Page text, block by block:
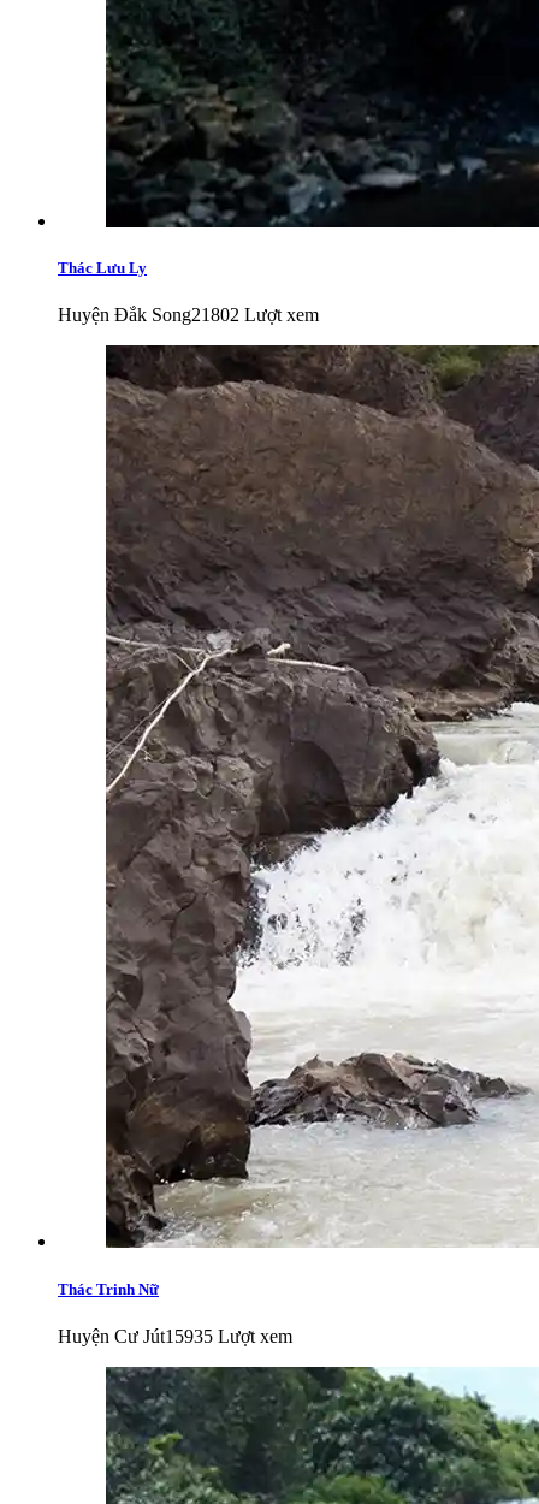
Thác Lưu Ly
Huyện Đắk Song21802 Lượt xem
Thác Trinh Nữ
Huyện Cư Jút15935 Lượt xem